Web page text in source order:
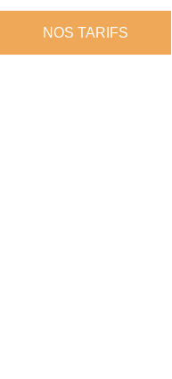
NOS TARIFS